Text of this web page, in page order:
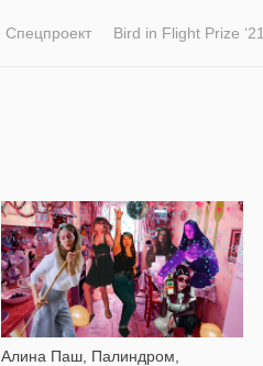
Спецпроект Bird in Flight Prize ‘21
Алина Паш, Палиндром,
1 137